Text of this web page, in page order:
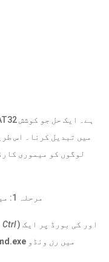
لوگوں کو میموری
مرحلہ 1: میموری کارڈ کو کمپیوٹر سے مربوط کریں۔
Ctrl) اور کی بورڈ پر ایک
میں رن ونڈو